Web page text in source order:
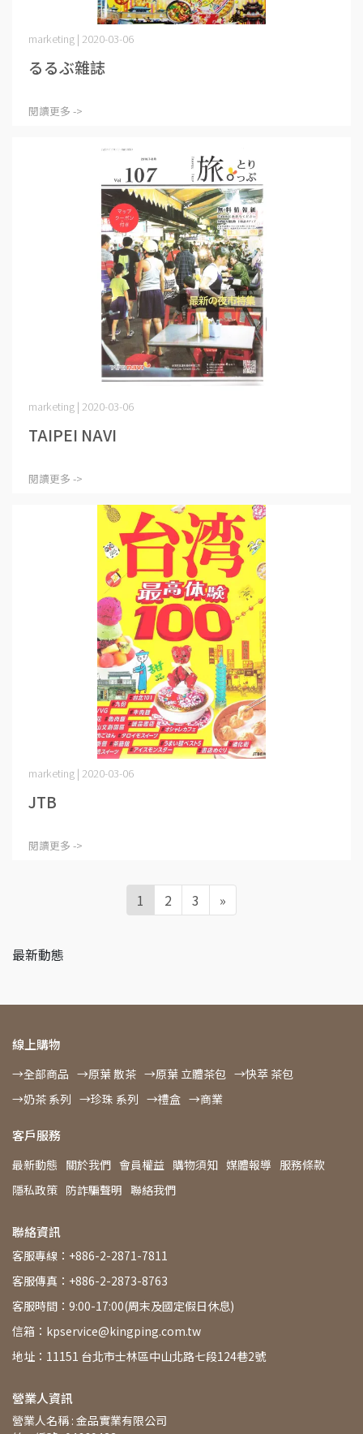
るるぶ雜誌
marketing | 2020-03-06
閱讀更多 ->
TAIPEI NAVI
marketing | 2020-03-06
閱讀更多 ->
JTB
marketing | 2020-03-06
閱讀更多 ->
1 2 3 »
最新動態
線上購物
→全部商品 →原葉 散茶 →原葉 立體茶包 →快萃 茶包
→奶茶 系列 →珍珠 系列 →禮盒 →商業
客戶服務
最新動態 關於我們 會員權益 購物須知 媒體報導 服務條款
隱私政策 防詐騙聲明 聯絡我們
聯絡資訊
客服專線：+886-2-2871-7811
客服傳真：+886-2-2873-8763
客服時間：9:00-17:00(周末及國定假日休息)
信箱：kpservice@kingping.com.tw
地址：11151 台北市士林區中山北路七段124巷2號
營業人資訊
營業人名稱 : 金品實業有限公司